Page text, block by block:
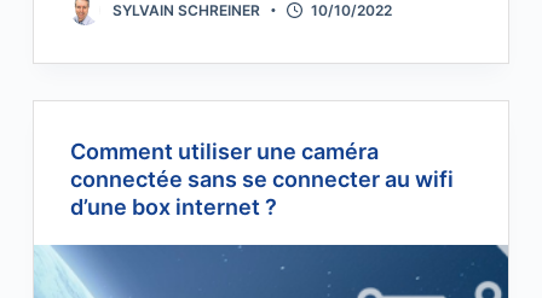
SYLVAIN SCHREINER 10/10/2022
Comment utiliser une caméra
connectée sans se connecter au wifi
d’une box internet ?